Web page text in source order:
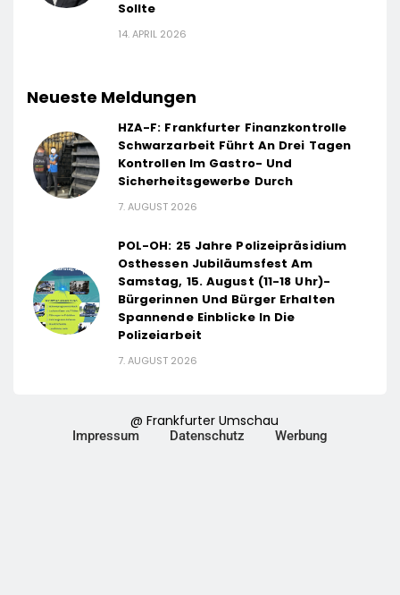
Sollte
14. APRIL 2026
Neueste Meldungen
HZA-F: Frankfurter Finanzkontrolle
Schwarzarbeit Führt An Drei Tagen
Kontrollen Im Gastro- Und
Sicherheitsgewerbe Durch
7. AUGUST 2026
POL-OH: 25 Jahre Polizeipräsidium
Osthessen Jubiläumsfest Am
Samstag, 15. August (11-18 Uhr)-
Bürgerinnen Und Bürger Erhalten
Spannende Einblicke In Die
Polizeiarbeit
7. AUGUST 2026
@ Frankfurter Umschau
Impressum Datenschutz Werbung